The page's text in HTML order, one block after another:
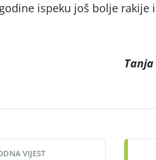
ispeku još bolje rakije
VIJEST